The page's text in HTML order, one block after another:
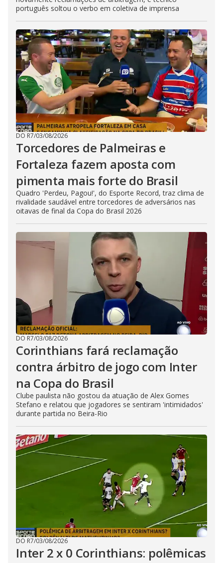
português soltou o verbo em coletiva de imprensa
DO R7/03/08/2026
Torcedores de Palmeiras e
Fortaleza fazem aposta com
pimenta mais forte do Brasil
Quadro 'Perdeu, Pagou!', do Esporte Record, traz clima de
rivalidade saudável entre torcedores de adversários nas
oitavas de final da Copa do Brasil 2026
DO R7/03/08/2026
Corinthians fará reclamação
contra árbitro de jogo com Inter
na Copa do Brasil
Clube paulista não gostou da atuação de Alex Gomes
Stefano e relatou que jogadores se sentiram 'intimidados'
durante partida no Beira-Rio
DO R7/03/08/2026
Inter 2 x 0 Corinthians: polêmicas